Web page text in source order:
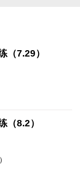
（7.29）
（8.2）